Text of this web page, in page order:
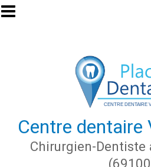
Aller au contenu principal
Centre dentaire
Chirurgien-Dentiste